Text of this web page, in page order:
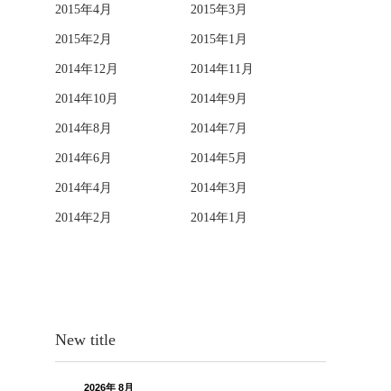
2015年4月 2015年3月
2015年2月 2015年1月
2014年12月 2014年11月
2014年10月 2014年9月
2014年8月 2014年7月
2014年6月 2014年5月
2014年4月 2014年3月
2014年2月 2014年1月
New title
2026年 8月